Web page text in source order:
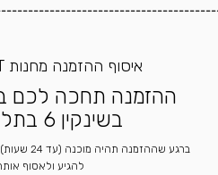
איסוף ההזמנה מחנות BOLENAT
ההזמנה תחכה לכם
בשינקין 6 בתל אביב
ברגע
להגיע ולאסוף